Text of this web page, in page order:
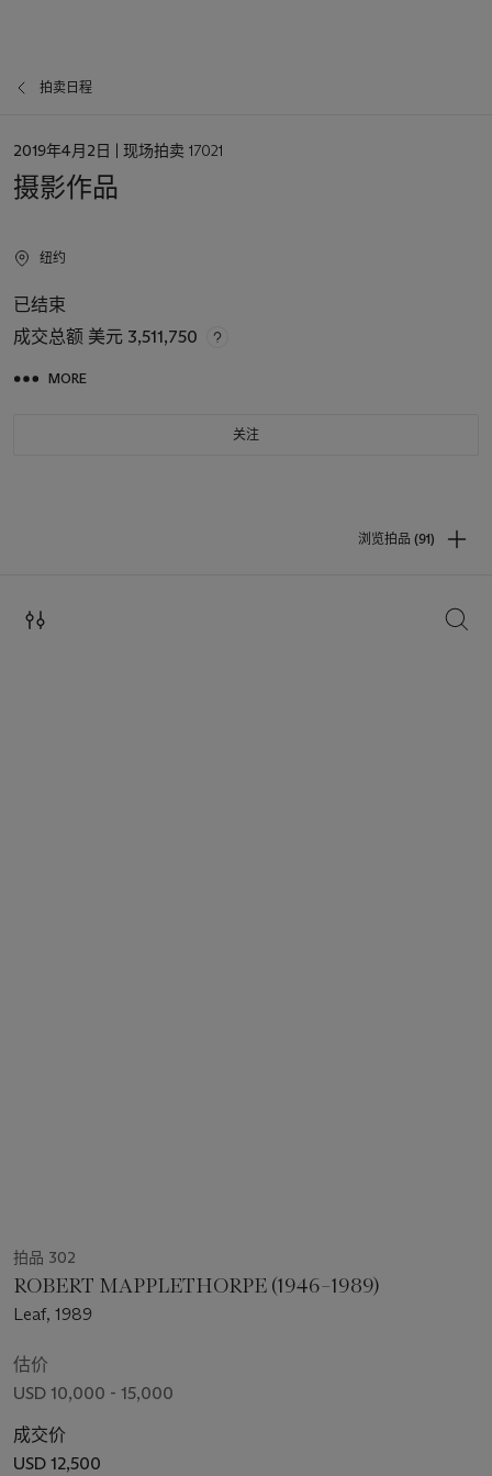
拍卖日程
日
2019年4月2日 | 现场拍卖 17021
摄影作品
纽约
已结束
成交总额 美元 3,511,750
MORE
关注
浏览拍品 (91)
搜索
拍品 302
ROBERT MAPPLETHORPE (1946–1989)
Leaf, 1989
估价
USD 10,000 - 15,000
成交价
USD 12,500